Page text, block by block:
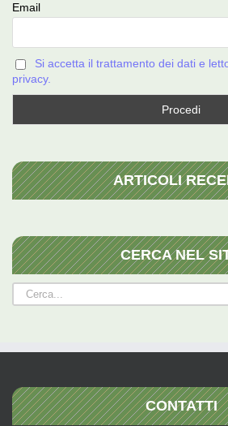
Email
Si accetta il trattamento dei dati e
privacy.
ARTICOLI
CERCA NEL
Cerca
per:
CONTATTI